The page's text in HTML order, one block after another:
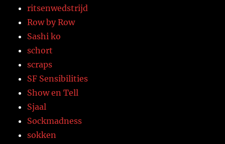
ritsenwedstrijd
Row by Row
Sashi ko
schort
scraps
SF Sensibilities
Show en Tell
Sjaal
Sockmadness
sokken